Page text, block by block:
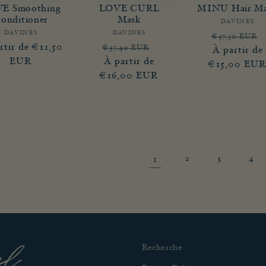
Smoothing
Fournisseur :
DAVINES
de €12,50
EUR
LOVE CURL
Mask
Fournisseur :
DAVINES
Prix
habituel
€37,40 EUR
promotionnel
À partir de
€16,00 EUR
MINU Hair
DAVINES
Prix
habituel
€37,50 EUR
À partir de
€15,00 EUR
1 2 3 4
Recherche